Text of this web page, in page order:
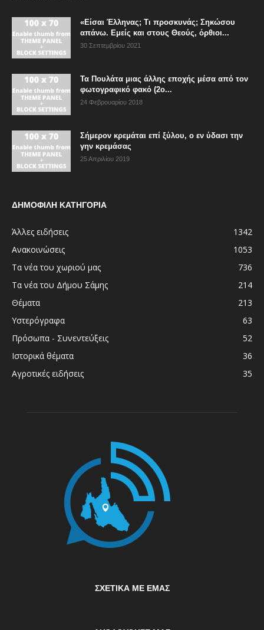
«Είσαι Έλληνας; Τι προσκυνάς; Σηκώσου
απάνω. Εμείς και στους Θεούς, όρθιοι...
30 Σεπτεμβρίου 2021
Τα Πουλάτα μιας άλλης εποχής μέσα από τον
φωτογραφικό φακό (2ο...
24 Φεβρουαρίου 2018
Σήμερον κρεμάται επί ξύλου, ο εν ύδασι την
γην κρεμάσας
25 Απριλίου 2019
ΔΗΜΟΦΙΛΗ ΚΑΤΗΓΟΡΙΑ
Άλλες ειδήσεις
1342
Ανακοινώσεις
1053
Τα νέα του χωριού μας
736
Τα νέα του Δήμου Σάμης
214
Θέματα
213
Υστερόγραφα
63
Πρόσωπα - Συνεντεύξεις
52
Ιστορικά θέματα
36
Αγροτικές ειδήσεις
35
ΣΧΕΤΙΚΆ ΜΕ ΕΜΆΣ